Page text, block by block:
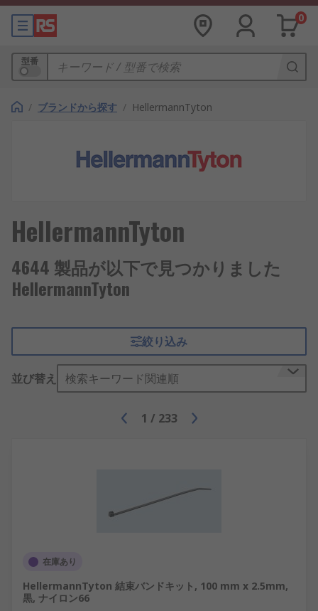
0
型番
/ ブランドから探す / HellermannTyton
HellermannTyton
4644 製品が以下で見つかりました
HellermannTyton
絞り込み
並び替え 検索キーワード関連順
1 / 233
在庫あり
HellermannTyton 結束バンドキット, 100 mm x 2.5mm,
黒, ナイロン66